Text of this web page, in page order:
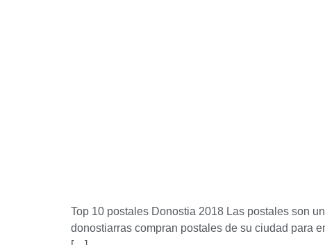
Top 10 postales Donostia 2018 Las postales son
donostiarras compran postales de su ciudad para